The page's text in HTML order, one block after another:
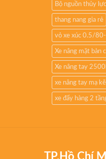
Bộ nguồn thủy
thang nang gia rẻ
vỏ xe xúc 0.5/
Xe nâng mặt
Xe nâng tay
xe nâng tay mạ
xe đẩy hàng 2
TP.Hồ Chí